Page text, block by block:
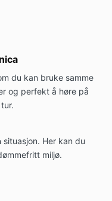
"enig" eller "bra
formål
vil ikke bli besvart
når du er
deg ut av
om
hvor alle skal føle
du kan bruke samme
og perfekt å høre på
Her kan du
miljø.